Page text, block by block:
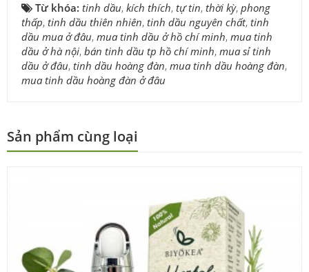
Từ khóa: tinh dầu, kích thích, tự tin, thời kỳ, phong
thấp, tinh dầu thiên nhiên, tinh dầu nguyên chất, tinh
dầu mua ở đâu, mua tinh dầu ở hồ chí minh, mua tinh
dầu ở hà nội, bán tinh dầu tp hồ chí minh, mua sỉ tinh
dầu ở đâu, tinh dầu hoàng đàn, mua tinh dầu hoàng đàn,
mua tinh dầu hoàng đàn ở đâu
Sản phẩm cùng loại